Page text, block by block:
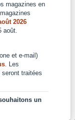
des technologies
informations des
permettra de
navigation ou les ID
retirer son
caractéristiques
magazines en
2026
août.
et e-mail)
. Les
traitées
un